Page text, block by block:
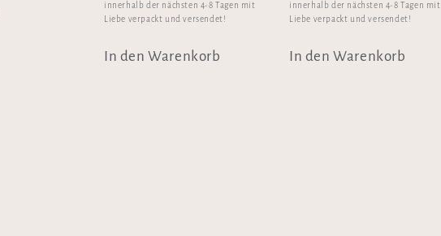
innerhalb der nächsten 4-8 Tagen mit
Liebe verpackt und versendet!
In den Warenkorb
innerhalb der nächsten 4-8 Tagen mit
Liebe verpackt und versendet!
In den Warenkorb